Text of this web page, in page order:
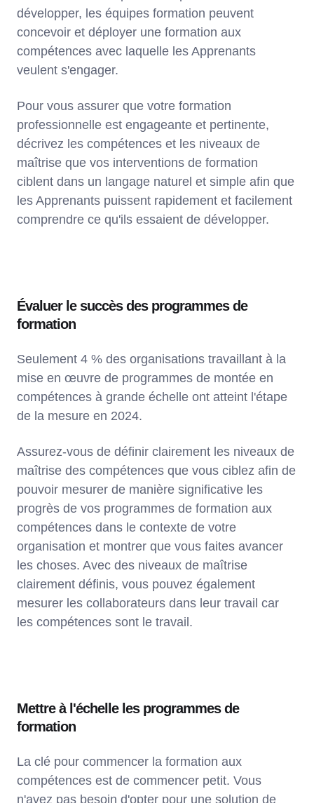
développer, les équipes formation peuvent
concevoir et déployer une formation aux
compétences avec laquelle les Apprenants
veulent s'engager.
Pour vous assurer que votre formation
professionnelle est engageante et pertinente,
décrivez les compétences et les niveaux de
maîtrise que vos interventions de formation
ciblent dans un langage naturel et simple afin que
les Apprenants puissent rapidement et facilement
comprendre ce qu'ils essaient de développer.
Évaluer le succès des programmes de
formation
Seulement 4 % des organisations travaillant à la
mise en œuvre de programmes de montée en
compétences à grande échelle ont atteint l'étape
de la mesure en 2024.
Assurez-vous de définir clairement les niveaux de
maîtrise des compétences que vous ciblez afin de
pouvoir mesurer de manière significative les
progrès de vos programmes de formation aux
compétences dans le contexte de votre
organisation et montrer que vous faites avancer
les choses. Avec des niveaux de maîtrise
clairement définis, vous pouvez également
mesurer les collaborateurs dans leur travail car
les compétences sont le travail.
Mettre à l'échelle les programmes de
formation
La clé pour commencer la formation aux
compétences est de commencer petit. Vous
n'avez pas besoin d'opter pour une solution de